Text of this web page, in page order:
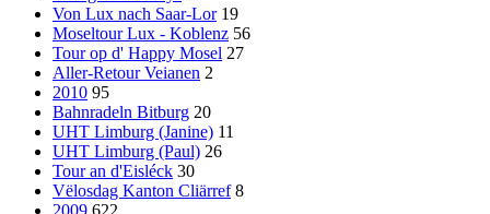
Von Lux nach Saar-Lor 19
Moseltour Lux - Koblenz 56
Tour op d' Happy Mosel 27
Aller-Retour Veianen 2
2010 95
Bahnradeln Bitburg 20
UHT Limburg (Janine) 11
UHT Limburg (Paul) 26
Tour an d'Eisléck 30
Vëlosdag Kanton Cliärref 8